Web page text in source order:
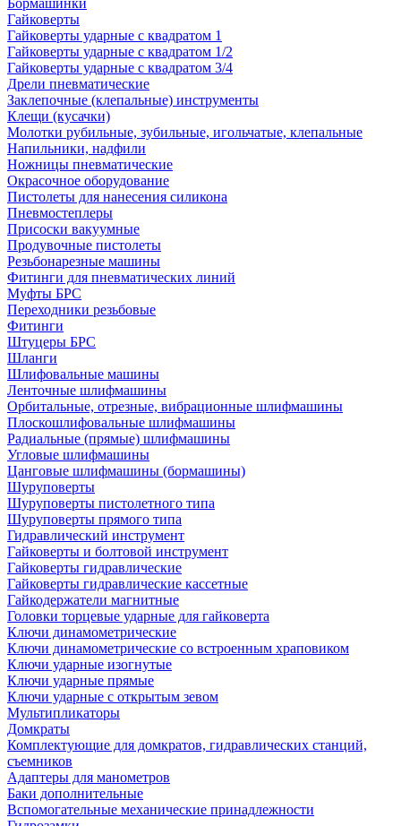
Бормашинки
Гайковерты
Гайковерты ударные с квадратом 1
Гайковерты ударные с квадратом 1/2
Гайковерты ударные с квадратом 3/4
Дрели пневматические
Заклепочные (клепальные) инструменты
Клещи (кусачки)
Молотки рубильные, зубильные, игольчатые, клепальные
Напильники, надфили
Ножницы пневматические
Окрасочное оборудование
Пистолеты для нанесения силикона
Пневмостеплеры
Присоски вакуумные
Продувочные пистолеты
Резьбонарезные машины
Фитинги для пневматических линий
Муфты БРС
Переходники резьбовые
Фитинги
Штуцеры БРС
Шланги
Шлифовальные машины
Ленточные шлифмашины
Орбитальные, отрезные, вибрационные шлифмашины
Плоскошлифовальные шлифмашины
Радиальные (прямые) шлифмашины
Угловые шлифмашины
Цанговые шлифмашины (бормашины)
Шуруповерты
Шуруповерты пистолетного типа
Шуруповерты прямого типа
Гидравлический инструмент
Гайковерты и болтовой инструмент
Гайковерты гидравлические
Гайковерты гидравлические кассетные
Гайкодержатели магнитные
Головки торцевые ударные для гайковерта
Ключи динамометрические
Ключи динамометрические со встроенным храповиком
Ключи ударные изогнутые
Ключи ударные прямые
Ключи ударные с открытым зевом
Мультипликаторы
Домкраты
Комплектующие для домкратов, гидравлических станций,
съемников
Адаптеры для манометров
Баки дополнительные
Вспомогательные механические принадлежности